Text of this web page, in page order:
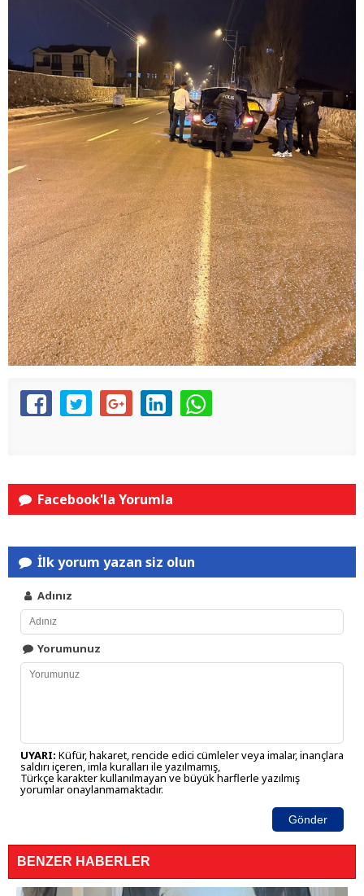
Facebook'la Yorumla
İlk yorum yazan siz olun
Adınız
Yorumunuz
UYARI: Küfür, hakaret, rencide edici cümleler veya imalar, inançlara
saldırı içeren, imla kuralları ile yazılmamış,
Türkçe karakter kullanılmayan ve büyük harflerle yazılmış
yorumlar onaylanmamaktadır.
Gönder
BENZER HABERLER